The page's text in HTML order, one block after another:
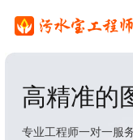
高精准的
专业工程师一对一服